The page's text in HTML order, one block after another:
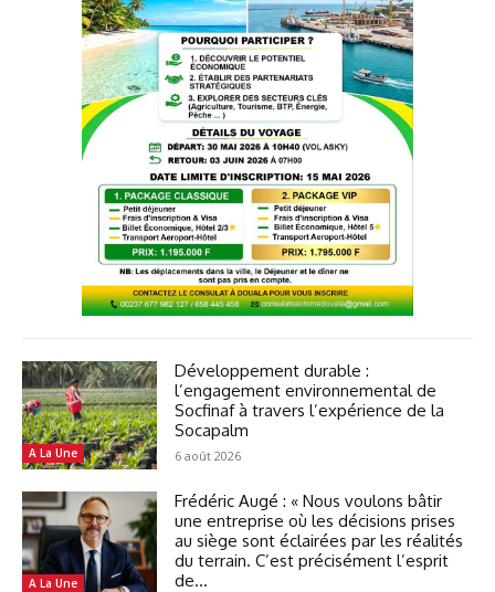
A La Une
Développement durable :
l’engagement environnemental de
Socfinaf à travers l’expérience de la
Socapalm
6 août 2026
A La Une
Frédéric Augé : « Nous voulons bâtir
une entreprise où les décisions prises
au siège sont éclairées par les réalités
du terrain. C’est précisément l’esprit
de...